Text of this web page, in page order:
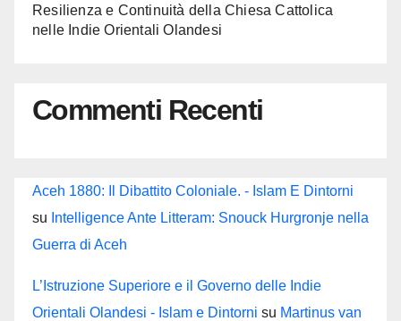
Resilienza e Continuità della Chiesa Cattolica
nelle Indie Orientali Olandesi
Commenti Recenti
Aceh 1880: Il Dibattito Coloniale. - Islam E Dintorni
su Intelligence Ante Litteram: Snouck Hurgronje nella
Guerra di Aceh
L’Istruzione Superiore e il Governo delle Indie
Orientali Olandesi - Islam e Dintorni su Martinus van